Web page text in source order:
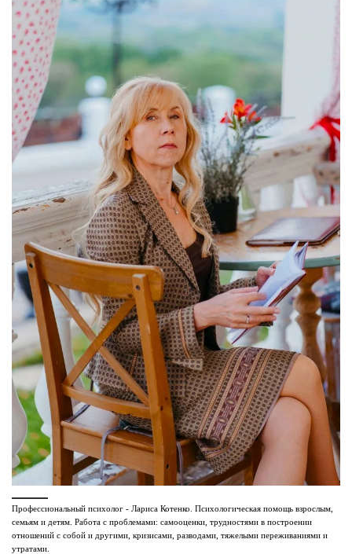
Профессиональный психолог - Лариса Котенко. Психологическая помощь взрослым,
семьям и детям. Работа с проблемами: самооценки, трудностями в построении
отношений с собой и другими, кризисами, разводами, тяжелыми переживаниями и
утратами.